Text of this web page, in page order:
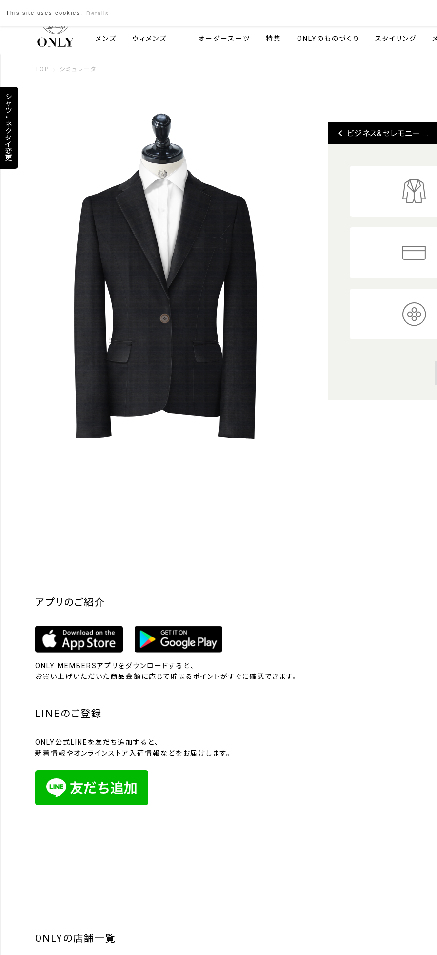
京都発のスーツブランド ONLY
メンズ ウィメンズ オーダースーツ 特集 ONLYのものづくり スタイリング
TOP シミュレータ
シ
ャ
ツ
・
ネ
ク
タ
イ
変
更
keyboard_arrow_left ビジネス&セレモニー ...
アプリのご紹介
ONLY MEMBERSアプリをダウンロードすると、
お買い上げいただいた商品金額に応じて貯まるポイントがすぐに確認できます。
LINEのご登録
ONLY公式LINEを友だち追加すると、
新着情報やオンラインストア入荷情報などをお届けします。
ONLYの店舗一覧
This site uses cookies. Details